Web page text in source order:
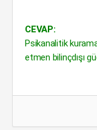
CEVAP:
Psikanalitik
etmen bilinçdışı